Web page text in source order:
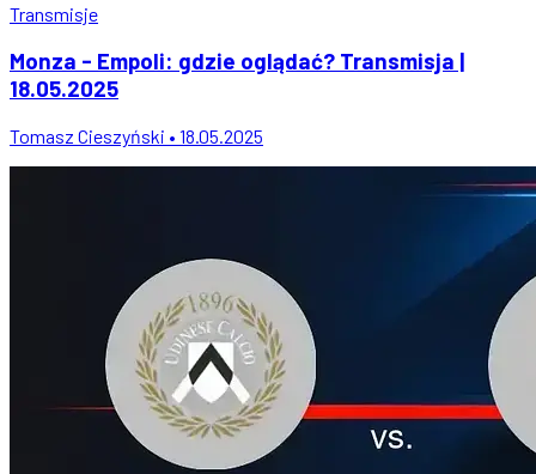
Transmisje
Monza - Empoli: gdzie oglądać? Transmisja |
18.05.2025
Tomasz Cieszyński • 18.05.2025